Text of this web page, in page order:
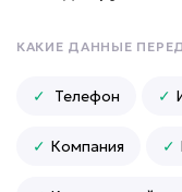
КАКИЕ ДАННЫЕ
✓ Телефон ✓
✓ Компания ✓